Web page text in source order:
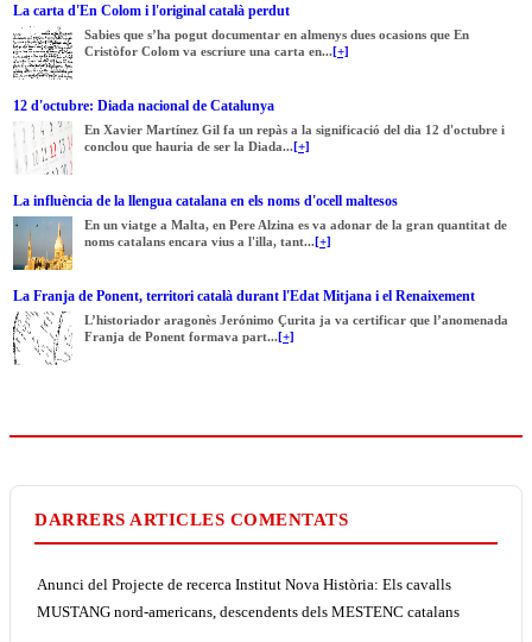
La carta d'En Colom i l'original català perdut
Sabies que s’ha pogut documentar en almenys dues ocasions que En
Cristòfor Colom va escriure una carta en...[+]
12 d'octubre: Diada nacional de Catalunya
En Xavier Martínez Gil fa un repàs a la significació del dia 12 d'octubre i
conclou que hauria de ser la Diada...[+]
La influència de la llengua catalana en els noms d'ocell maltesos
En un viatge a Malta, en Pere Alzina es va adonar de la gran quantitat de
noms catalans encara vius a l'illa, tant...[+]
La Franja de Ponent, territori català durant l'Edat Mitjana i el Renaixement
L’historiador aragonès Jerónimo Çurita ja va certificar que l’anomenada
Franja de Ponent formava part...[+]
DARRERS ARTICLES COMENTATS
Anunci del Projecte de recerca Institut Nova Història: Els cavalls
MUSTANG nord-americans, descendents dels MESTENC catalans